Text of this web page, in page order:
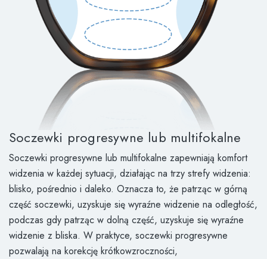
Soczewki progresywne lub multifokalne
Soczewki progresywne lub multifokalne zapewniają komfort
widzenia w każdej sytuacji, działając na trzy strefy widzenia:
blisko, pośrednio i daleko. Oznacza to, że patrząc w górną
część soczewki, uzyskuje się wyraźne widzenie na odległość,
podczas gdy patrząc w dolną część, uzyskuje się wyraźne
widzenie z bliska. W praktyce, soczewki progresywne
pozwalają na korekcję krótkowzroczności,